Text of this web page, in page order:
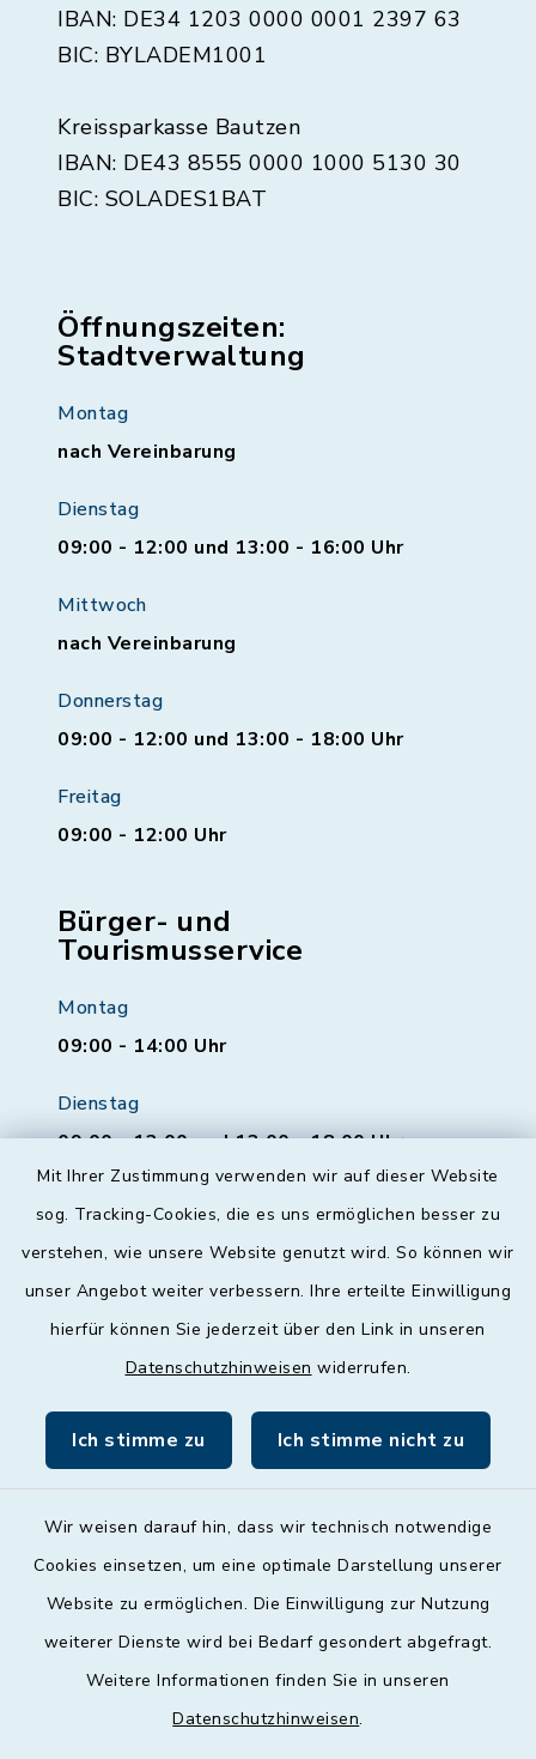
Mit Ihrer Zustimmung verwenden wir auf dieser Website
sog. Tracking-Cookies, die es uns ermöglichen besser zu
verstehen, wie unsere Website genutzt wird. So können wir
unser Angebot weiter verbessern. Ihre erteilte Einwilligung
hierfür können Sie jederzeit über den Link in unseren
Datenschutzhinweisen widerrufen.
Ich stimme zu Ich stimme nicht zu
Wir weisen darauf hin, dass wir technisch notwendige
Cookies einsetzen, um eine optimale Darstellung unserer
Website zu ermöglichen. Die Einwilligung zur Nutzung
weiterer Dienste wird bei Bedarf gesondert abgefragt.
Weitere Informationen finden Sie in unseren
Datenschutzhinweisen.
IBAN: DE34 1203 0000 0001 2397 63
BIC: BYLADEM1001
Kreissparkasse Bautzen
IBAN: DE43 8555 0000 1000 5130 30
BIC: SOLADES1BAT
Öffnungszeiten:
Stadtverwaltung
Montag
nach Vereinbarung
Dienstag
09:00 - 12:00 und 13:00 - 16:00 Uhr
Mittwoch
nach Vereinbarung
Donnerstag
09:00 - 12:00 und 13:00 - 18:00 Uhr
Freitag
09:00 - 12:00 Uhr
Bürger- und
Tourismusservice
Montag
09:00 - 14:00 Uhr
Dienstag
09:00 - 12:00 und 13:00 - 18:00 Uhr
Donnerstag
09:00 - 12:00 und 13:00 - 18:00 Uhr
09:00 - 12:00 Uhr
Barrierefreiheit